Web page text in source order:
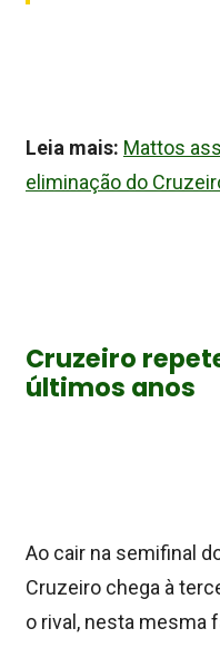
Leia mais: Mattos
eliminação do
Cruzeiro
últimos anos
Ao cair na semifinal
Cruzeiro chega à
o rival, nesta mesma